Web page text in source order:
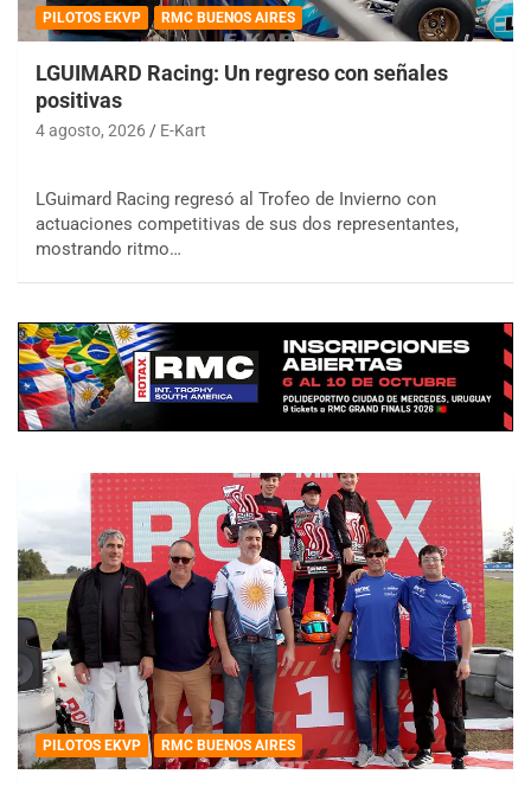
PILOTOS EKVP RMC BUENOS AIRES
LGUIMARD Racing: Un regreso con señales
positivas
4 agosto, 2026 E-Kart
LGuimard Racing regresó al Trofeo de Invierno con
actuaciones competitivas de sus dos representantes,
mostrando ritmo…
PILOTOS EKVP RMC BUENOS AIRES